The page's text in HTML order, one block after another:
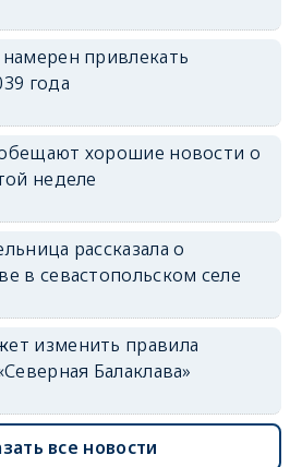
привлекать
года
хорошие новости о
неделе
рассказала о
в севастопольском селе
изменить правила
Балаклава»
все новости